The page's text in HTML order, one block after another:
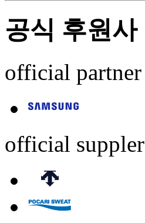
공식 후원사
official partner
official suppler